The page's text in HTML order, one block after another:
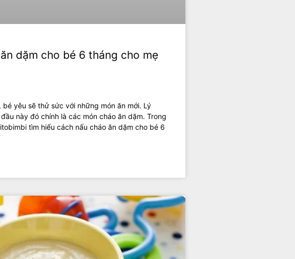
dặm cho bé 6 tháng cho mẹ
yêu sẽ thử sức với những món ăn mới. Lý
này đó chính là các món cháo ăn dặm. Trong
tìm hiểu cách nấu cháo ăn dặm cho bé 6